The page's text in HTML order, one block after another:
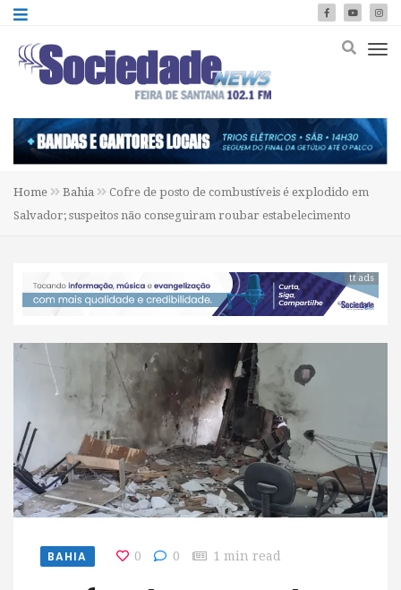
Home Bahia
Cofre de posto de combustíveis é explodido em
Salvador; suspeitos não conseguiram roubar estabelecimento
tt ads
BAHIA 0 0 1 min read